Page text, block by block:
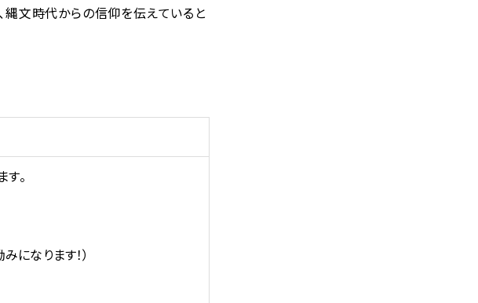
文時代からの信仰を伝えていると
。
なります！）